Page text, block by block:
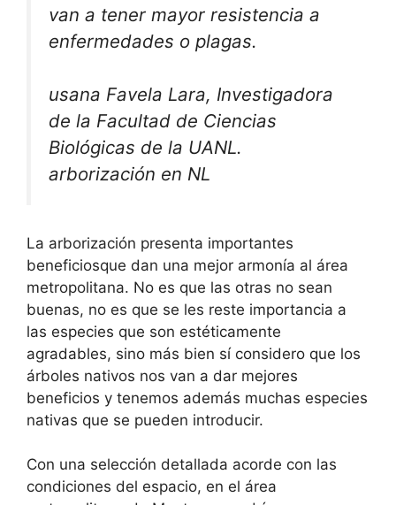
van a tener mayor resistencia a
enfermedades o plagas.
usana Favela Lara, Investigadora
de la Facultad de Ciencias
Biológicas de la UANL.
arborización en NL
La arborización presenta importantes
beneficiosque dan una mejor armonía al área
metropolitana. No es que las otras no sean
buenas, no es que se les reste importancia a
las especies que son estéticamente
agradables, sino más bien sí considero que los
árboles nativos nos van a dar mejores
beneficios y tenemos además muchas especies
nativas que se pueden introducir.
Con una selección detallada acorde con las
condiciones del espacio, en el área